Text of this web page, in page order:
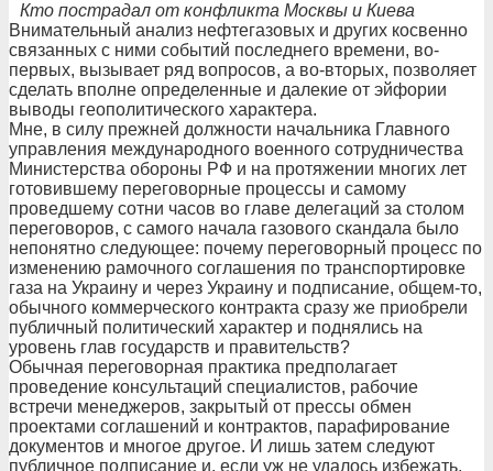
Кто пострадал от конфликта Москвы и Киева
Внимательный анализ нефтегазовых и других косвенно
связанных с ними событий последнего времени, во-
первых, вызывает ряд вопросов, а во-вторых, позволяет
сделать вполне определенные и далекие от эйфории
выводы геополитического характера.
Мне, в силу прежней должности начальника Главного
управления международного военного сотрудничества
Министерства обороны РФ и на протяжении многих лет
готовившему переговорные процессы и самому
проведшему сотни часов во главе делегаций за столом
переговоров, с самого начала газового скандала было
непонятно следующее: почему переговорный процесс по
изменению рамочного соглашения по транспортировке
газа на Украину и через Украину и подписание, общем-то,
обычного коммерческого контракта сразу же приобрели
публичный политический характер и поднялись на
уровень глав государств и правительств?
Обычная переговорная практика предполагает
проведение консультаций специалистов, рабочие
встречи менеджеров, закрытый от прессы обмен
проектами соглашений и контрактов, парафирование
документов и многое другое. И лишь затем следуют
публичное подписание и, если уж не удалось избежать,